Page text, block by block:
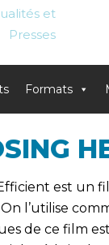
et
Presses
Formats
est un
On l’utilise
de ce film